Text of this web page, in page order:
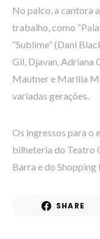
No palco, a cantora
trabalho, como
“Sublime” (Dani
Gil, Djavan, Adriana
Mautner e Marilia
variadas gerações.
Os ingressos para o
bilheteria do Teatro
Barra e do Shopping
SHARE